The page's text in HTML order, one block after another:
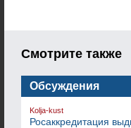
Смотрите также
Обсуждения
Kolja-kust
Росаккредитация